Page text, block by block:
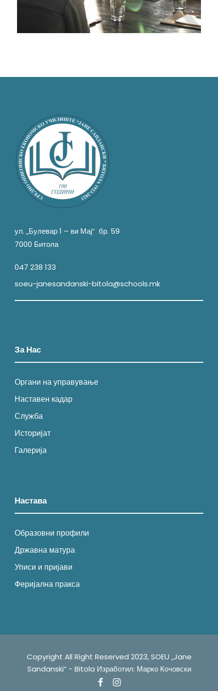
ул. „Булевар 1 – ви Мај“ бр. 59
7000 Битола
047 238 133
soeu-janesandanski-bitola@schools.mk
За Нас
Органи на управување
Наставен кадар
Служба
Историјат
Галерија
Настава
Образовни профили
Државна матура
Уписи и пријави
Феријална пракса
Copyright All Right Reserved 2023, SOEU „Jane
Sandanski“ - Bitola ㅤㅤㅤㅤㅤㅤㅤㅤㅤㅤㅤㅤㅤㅤㅤㅤㅤㅤㅤㅤㅤㅤㅤㅤㅤㅤㅤㅤㅤㅤㅤㅤㅤㅤㅤИзработил: Марко Кочовскиㅤㅤㅤㅤ